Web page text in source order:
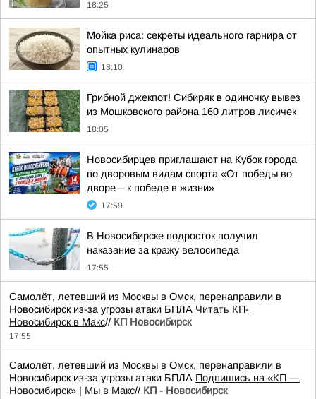
18:25
Мойка риса: секреты идеального гарнира от
опытных кулинаров
18:10
Грибной джекпот! Сибиряк в одиночку вывез
из Мошковского района 160 литров лисичек
18:05
Новосибирцев приглашают на Кубок города
по дворовым видам спорта «От победы во
дворе – к победе в жизни»
17:59
В Новосибирске подросток получил
наказание за кражу велосипеда
17:55
Самолёт, летевший из Москвы в Омск, перенаправили в
Новосибирск из-за угрозы атаки БПЛА Читать КП-
Новосибирск в Макс// КП Новосибирск
17:55
Самолёт, летевший из Москвы в Омск, перенаправили в
Новосибирск из-за угрозы атаки БПЛА Подпишись на «КП —
Новосибирск» | Мы в Mакс// КП - Новосибирск